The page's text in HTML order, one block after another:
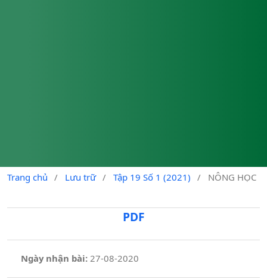
Trang chủ / Lưu trữ / Tập 19 Số 1 (2021) / NÔNG HỌC
PDF
Ngày nhận bài: 27-08-2020